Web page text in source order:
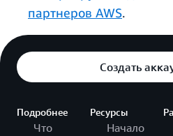
партнеров AWS.
Создать
Подробнее
Что
Ресурсы
Начало